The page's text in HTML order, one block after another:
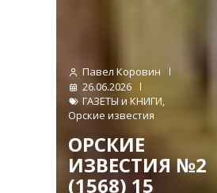
Павел Коровин
26.06.2026
ГАЗЕТЫ и КНИГИ,
Орские известия
ОРСКИЕ
ИЗВЕСТИЯ №2
(1568) 15